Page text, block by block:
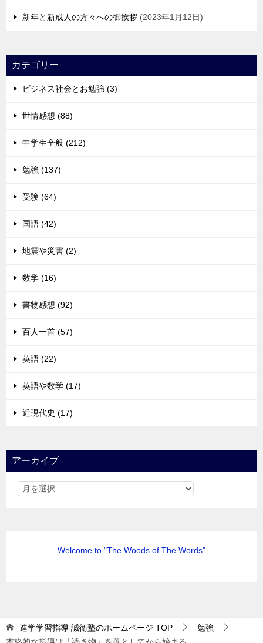
新年と新成人の方々への御挨拶 2023年1月12日
カテゴリー
ビジネス社会とお勉強 (3)
世情感想 (88)
中学生全般 (212)
勉強 (137)
受験 (64)
国語 (42)
地震や災害 (2)
数学 (16)
書物感想 (92)
百人一首 (57)
英語 (22)
英語や数学 (17)
近現代史 (17)
アーカイブ
Welcome to "The Woods of The Words"
進学学習指導 誠衛塾のホームページ TOP
勉強